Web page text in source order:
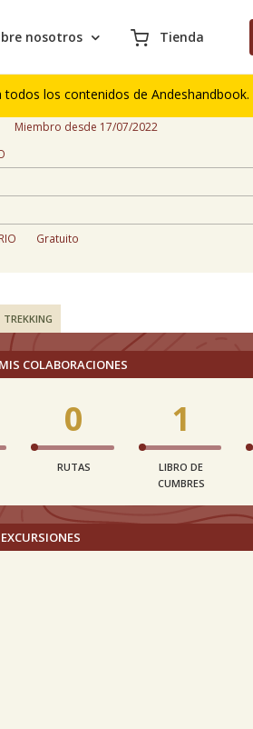
nosotros Tienda
todos los contenidos de Andeshandbook.
Miembro desde 17/07/2022
Gratuito
TREKKING
COLABORACIONES
0
RUTAS
1
LIBRO DE
CUMBRES